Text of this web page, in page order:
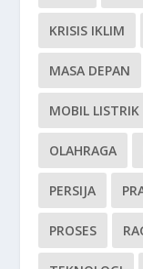
KRISIS IKLIM
MASA DEPAN
MOBIL LISTRIK
OLAHRAGA
PERSIJA
PROSES